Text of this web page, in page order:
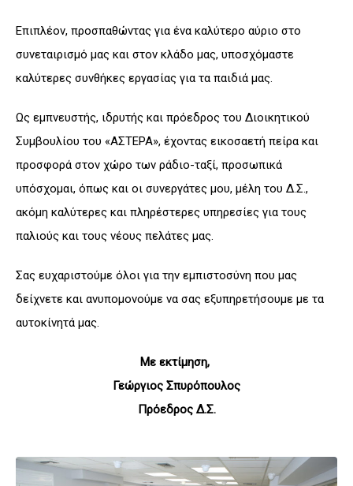
Επιπλέον, προσπαθώντας για ένα καλύτερο αύριο στο
συνεταιρισμό μας και στον κλάδο μας, υποσχόμαστε
καλύτερες συνθήκες εργασίας για τα παιδιά μας.
Ως εμπνευστής, ιδρυτής και πρόεδρος του Διοικητικού
Συμβουλίου του «ΑΣΤΕΡΑ», έχοντας εικοσαετή πείρα και
προσφορά στον χώρο των ράδιο-ταξί, προσωπικά
υπόσχομαι, όπως και οι συνεργάτες μου, μέλη του Δ.Σ.,
ακόμη καλύτερες και πληρέστερες υπηρεσίες για τους
παλιούς και τους νέους πελάτες μας.
Σας ευχαριστούμε όλοι για την εμπιστοσύνη που μας
δείχνετε και ανυπομονούμε να σας εξυπηρετήσουμε με τα
αυτοκίνητά μας.
Με εκτίμηση,
Γεώργιος Σπυρόπουλος
Πρόεδρος Δ.Σ.